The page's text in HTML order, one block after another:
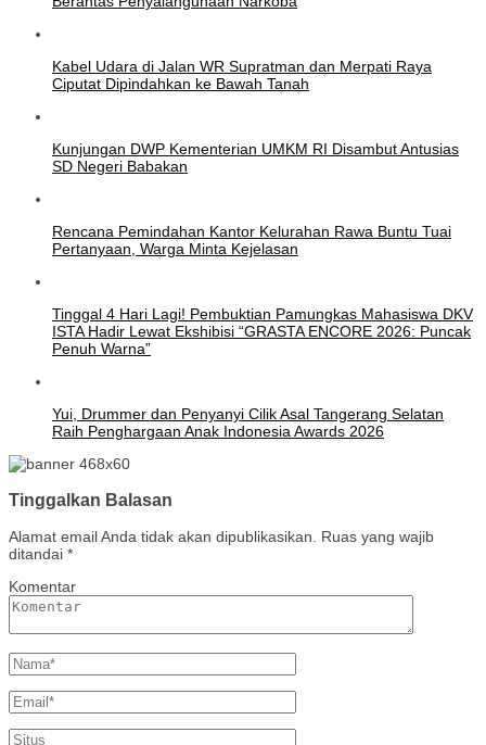
Kabel Udara di Jalan WR Supratman dan Merpati Raya
Ciputat Dipindahkan ke Bawah Tanah
Kunjungan DWP Kementerian UMKM RI Disambut Antusias
SD Negeri Babakan
Rencana Pemindahan Kantor Kelurahan Rawa Buntu Tuai
Pertanyaan, Warga Minta Kejelasan
Tinggal 4 Hari Lagi! Pembuktian Pamungkas Mahasiswa DKV
ISTA Hadir Lewat Ekshibisi “GRASTA ENCORE 2026: Puncak
Penuh Warna”
Yui, Drummer dan Penyanyi Cilik Asal Tangerang Selatan
Raih Penghargaan Anak Indonesia Awards 2026
Tinggalkan Balasan
Alamat email Anda tidak akan dipublikasikan. Ruas yang wajib
ditandai *
Komentar